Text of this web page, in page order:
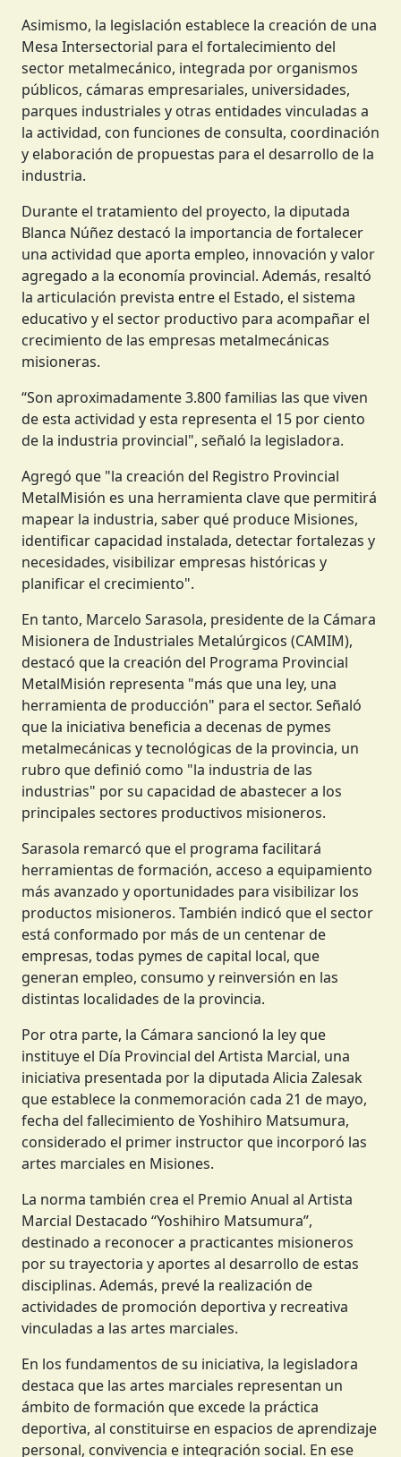
Asimismo, la legislación establece la creación de una
Mesa Intersectorial para el fortalecimiento del
sector metalmecánico, integrada por organismos
públicos, cámaras empresariales, universidades,
parques industriales y otras entidades vinculadas a
la actividad, con funciones de consulta, coordinación
y elaboración de propuestas para el desarrollo de la
industria.
Durante el tratamiento del proyecto, la diputada
Blanca Núñez destacó la importancia de fortalecer
una actividad que aporta empleo, innovación y valor
agregado a la economía provincial. Además, resaltó
la articulación prevista entre el Estado, el sistema
educativo y el sector productivo para acompañar el
crecimiento de las empresas metalmecánicas
misioneras.
“Son aproximadamente 3.800 familias las que viven
de esta actividad y esta representa el 15 por ciento
de la industria provincial", señaló la legisladora.
Agregó que "la creación del Registro Provincial
MetalMisión es una herramienta clave que permitirá
mapear la industria, saber qué produce Misiones,
identificar capacidad instalada, detectar fortalezas y
necesidades, visibilizar empresas históricas y
planificar el crecimiento".
En tanto, Marcelo Sarasola, presidente de la Cámara
Misionera de Industriales Metalúrgicos (CAMIM),
destacó que la creación del Programa Provincial
MetalMisión representa "más que una ley, una
herramienta de producción" para el sector. Señaló
que la iniciativa beneficia a decenas de pymes
metalmecánicas y tecnológicas de la provincia, un
rubro que definió como "la industria de las
industrias" por su capacidad de abastecer a los
principales sectores productivos misioneros.
Sarasola remarcó que el programa facilitará
herramientas de formación, acceso a equipamiento
más avanzado y oportunidades para visibilizar los
productos misioneros. También indicó que el sector
está conformado por más de un centenar de
empresas, todas pymes de capital local, que
generan empleo, consumo y reinversión en las
distintas localidades de la provincia.
Por otra parte, la Cámara sancionó la ley que
instituye el Día Provincial del Artista Marcial, una
iniciativa presentada por la diputada Alicia Zalesak
que establece la conmemoración cada 21 de mayo,
fecha del fallecimiento de Yoshihiro Matsumura,
considerado el primer instructor que incorporó las
artes marciales en Misiones.
La norma también crea el Premio Anual al Artista
Marcial Destacado “Yoshihiro Matsumura”,
destinado a reconocer a practicantes misioneros
por su trayectoria y aportes al desarrollo de estas
disciplinas. Además, prevé la realización de
actividades de promoción deportiva y recreativa
vinculadas a las artes marciales.
En los fundamentos de su iniciativa, la legisladora
destaca que las artes marciales representan un
ámbito de formación que excede la práctica
deportiva, al constituirse en espacios de aprendizaje
personal, convivencia e integración social. En ese